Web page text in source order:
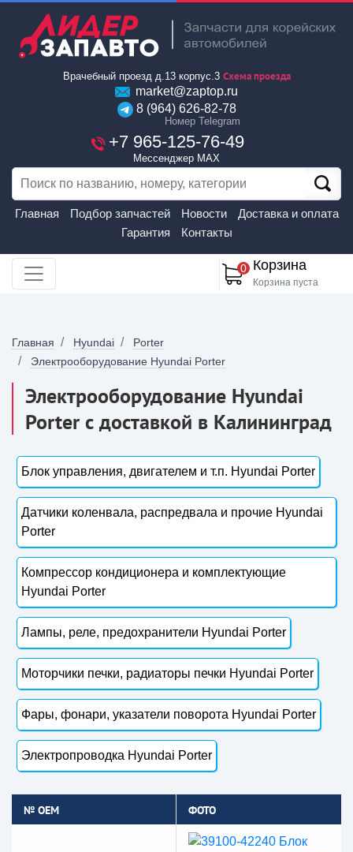
Врачебный проезд д.13 корпус.3 Схема проезда
market@zaptop.ru
8 (964) 626-82-78
Номер Telegram
+7 965-125-76-49
Мессенджер MAX
Главная Подбор запчастей Новости
Доставка и оплата
Гарантия
Контакты
0 Корзина
Корзина пуста
Главная Hyundai
Porter
Электрооборудование Hyundai Porter
Электрооборудование Hyundai
Porter с доставкой в Калининград
Блок управления, двигателем и т.п. Hyundai Porter
Датчики коленвала, распредвала и прочие Hyundai
Porter
Компрессор кондиционера и комплектующие
Hyundai Porter
Лампы, реле, предохранители Hyundai Porter
Моторчики печки, радиаторы печки Hyundai Porter
Фары, фонари, указатели поворота Hyundai Porter
Электропроводка Hyundai Porter
№ OEM ФОТО